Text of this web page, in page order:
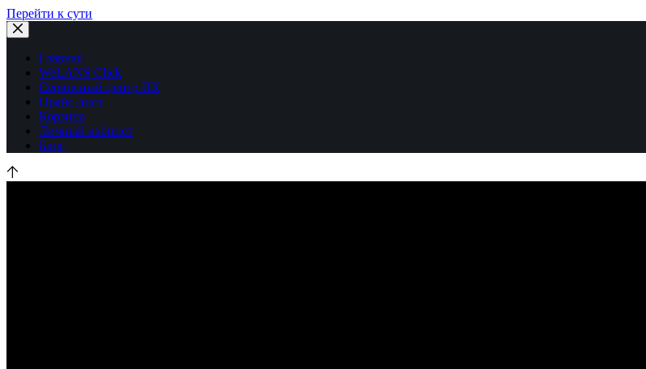
Перейти к сути
Главная
WeLANS Click
Сервисный центр ПК
Прайс-лист
Корзина
Личный кабинет
Блог